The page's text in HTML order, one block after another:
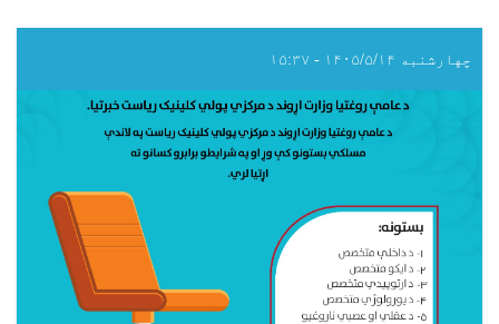
چهارشنبه ۱۴۰۵/۵/۱۴ - ۱۵:۳۷